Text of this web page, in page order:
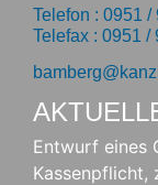
Telefon : 0951 /
Telefax : 0951 /
Entwurf eines
Kassenpflicht,